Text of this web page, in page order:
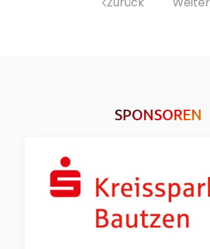
SPONSOREN